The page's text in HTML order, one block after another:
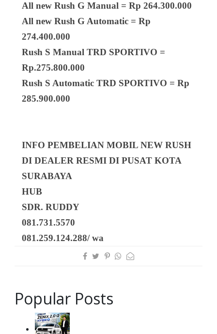
All new Rush G Manual = Rp 264.300.000
All new Rush G Automatic = Rp
274.400.000
Rush S Manual TRD SPORTIVO =
Rp.275.800.000
Rush S Automatic TRD SPORTIVO = Rp
285.900.000
INFO PEMBELIAN MOBIL NEW RUSH
DI DEALER RESMI DI PUSAT KOTA
SURABAYA
HUB
SDR. RUDDY
081.731.5570
081.259.124.288/ wa
Popular Posts